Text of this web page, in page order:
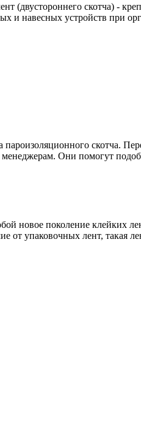
(двустороннего скотча) -
и навесных устройств при
скотча.
Они помогут
новое поколение клейких
от упаковочных лент, такая